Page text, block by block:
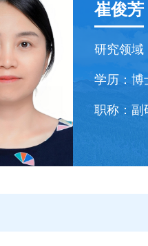
崔俊芳
研究领域
学历： 博
职称： 副